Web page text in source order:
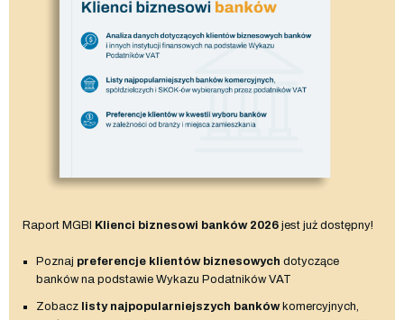
Raport MGBI Klienci biznesowi banków 2026 jest już dostępny!
Poznaj preferencje klientów biznesowych dotyczące
banków na podstawie Wykazu Podatników VAT
Zobacz listy najpopularniejszych bankówkomercyjnych,